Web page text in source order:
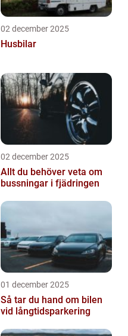
02 december 2025
Husbilar
02 december 2025
Allt du behöver veta om
bussningar i fjädringen
01 december 2025
Så tar du hand om bilen
vid långtidsparkering